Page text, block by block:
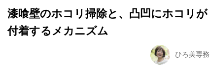
漆喰壁のホコリ掃除と、凸凹にホコリが
付着するメカニズム
ひろ美専務